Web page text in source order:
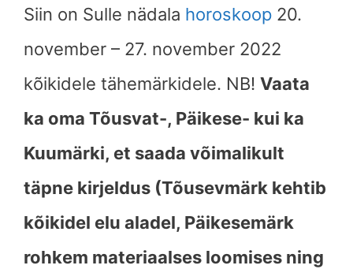
Siin on Sulle nädala horoskoop 20.
november – 27. november 2022
kõikidele tähemärkidele. NB! Vaata
ka oma Tõusvat-, Päikese- kui ka
Kuumärki, et saada võimalikult
täpne kirjeldus (Tõusevmärk kehtib
kõikidel elu aladel, Päikesemärk
rohkem materiaalses loomises ning